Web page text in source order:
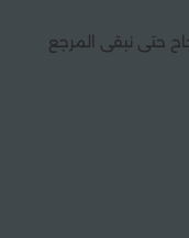
حتى نبقى المرجع